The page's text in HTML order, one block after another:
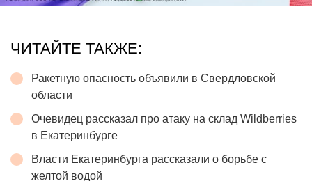
ЧИТАЙТЕ ТАКЖЕ:
Ракетную опасность объявили в Свердловской
области
Очевидец рассказал про атаку на склад Wildberries
в Екатеринбурге
Власти Екатеринбурга рассказали о борьбе с
желтой водой